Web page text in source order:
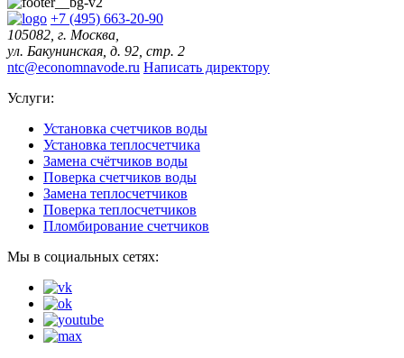
+7 (495) 663-20-90
105082, г. Москва,
ул. Бакунинская, д. 92, стр. 2
ntc@economnavode.ru Написать директору
Услуги:
Установка счетчиков воды
Установка теплосчетчика
Замена счётчиков воды
Поверка счетчиков воды
Замена теплосчетчиков
Поверка теплосчетчиков
Пломбирование счетчиков
Мы в социальных сетях: